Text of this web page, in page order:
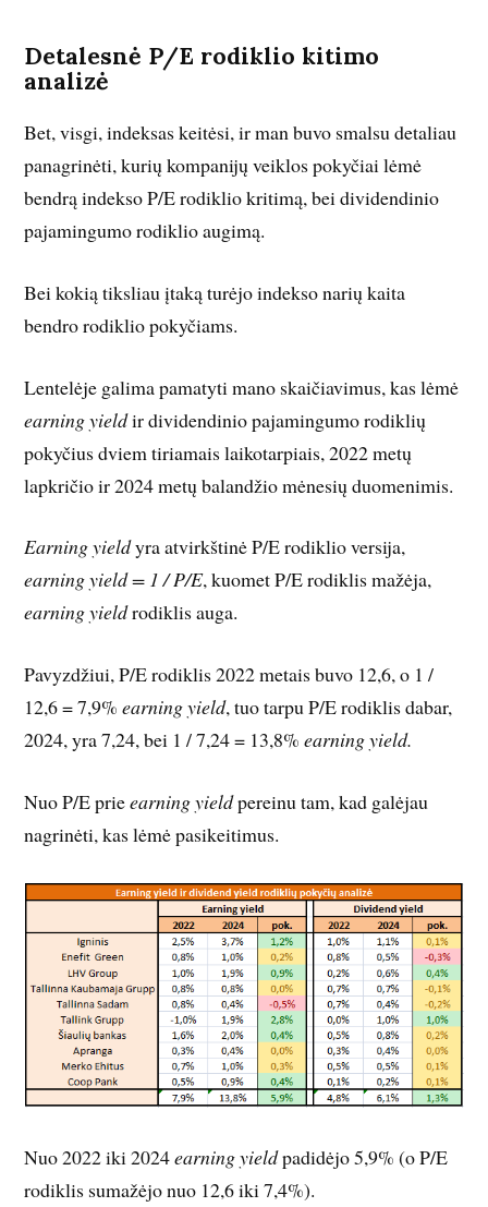
Detalesnė P/E rodiklio kitimo
analizė
Bet, visgi, indeksas keitėsi, ir man buvo smalsu detaliau
panagrinėti, kurių kompanijų veiklos pokyčiai lėmė
bendrą indekso P/E rodiklio kritimą, bei dividendinio
pajamingumo rodiklio augimą.
Bei kokią tiksliau įtaką turėjo indekso narių kaita
bendro rodiklio pokyčiams.
Lentelėje galima pamatyti mano skaičiavimus, kas lėmė
earning yieldir dividendinio pajamingumo rodiklių
pokyčius dviem tiriamais laikotarpiais, 2022 metų
lapkričio ir 2024 metų balandžio mėnesių duomenimis.
Earningyieldyra atvirkštinė P/E rodiklio versija,
earning yield = 1 / P/E, kuomet P/E rodiklis mažėja,
earning yieldrodiklis auga.
Pavyzdžiui, P/E rodiklis 2022 metais buvo 12,6, o 1 /
12,6 = 7,9%earning yield, tuo tarpu P/E rodiklis dabar,
2024, yra 7,24, bei 1 / 7,24 = 13,8%earning yield.
Nuo P/E prieearning yieldpereinu tam, kad galėjau
nagrinėti, kas lėmė pasikeitimus.
Nuo 2022 iki 2024earning yieldpadidėjo 5,9% (o P/E
rodiklis sumažėjo nuo 12,6 iki 7,4%).